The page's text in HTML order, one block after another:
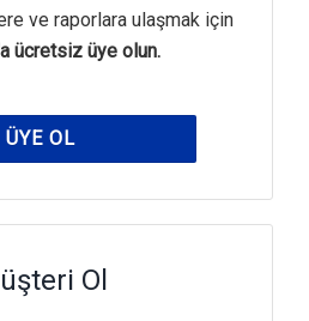
ve raporlara ulaşmak için
ücretsiz üye olun.
ÜYE OL
Ol